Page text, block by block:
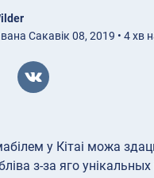
Сакавік 08, 2019 • 4 хв
у Кітаі можа
з-за яго унікальных